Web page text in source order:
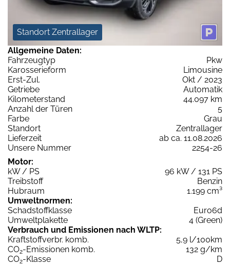
Standort Zentrallager
Allgemeine Daten:
Fahrzeugtyp
Pkw
Karosserieform
Limousine
Erst-Zul.
Okt / 2023
Getriebe
Automatik
Kilometerstand
44.097 km
Anzahl der Türen
5
Farbe
Grau
Standort
Zentrallager
Lieferzeit
ab ca. 11.08.2026
Unsere Nummer
2254-26
Motor:
kW / PS
96 kW / 131 PS
Treibstoff
Benzin
Hubraum
1.199 cm³
Umweltnormen:
Schadstoffklasse
Euro6d
Umweltplakette
4 (Green)
Verbrauch und Emissionen nach WLTP:
Kraftstoffverbr. komb.
5,9 l/100km
CO2-Emissionen komb.
132 g/km
CO2-Klasse
D